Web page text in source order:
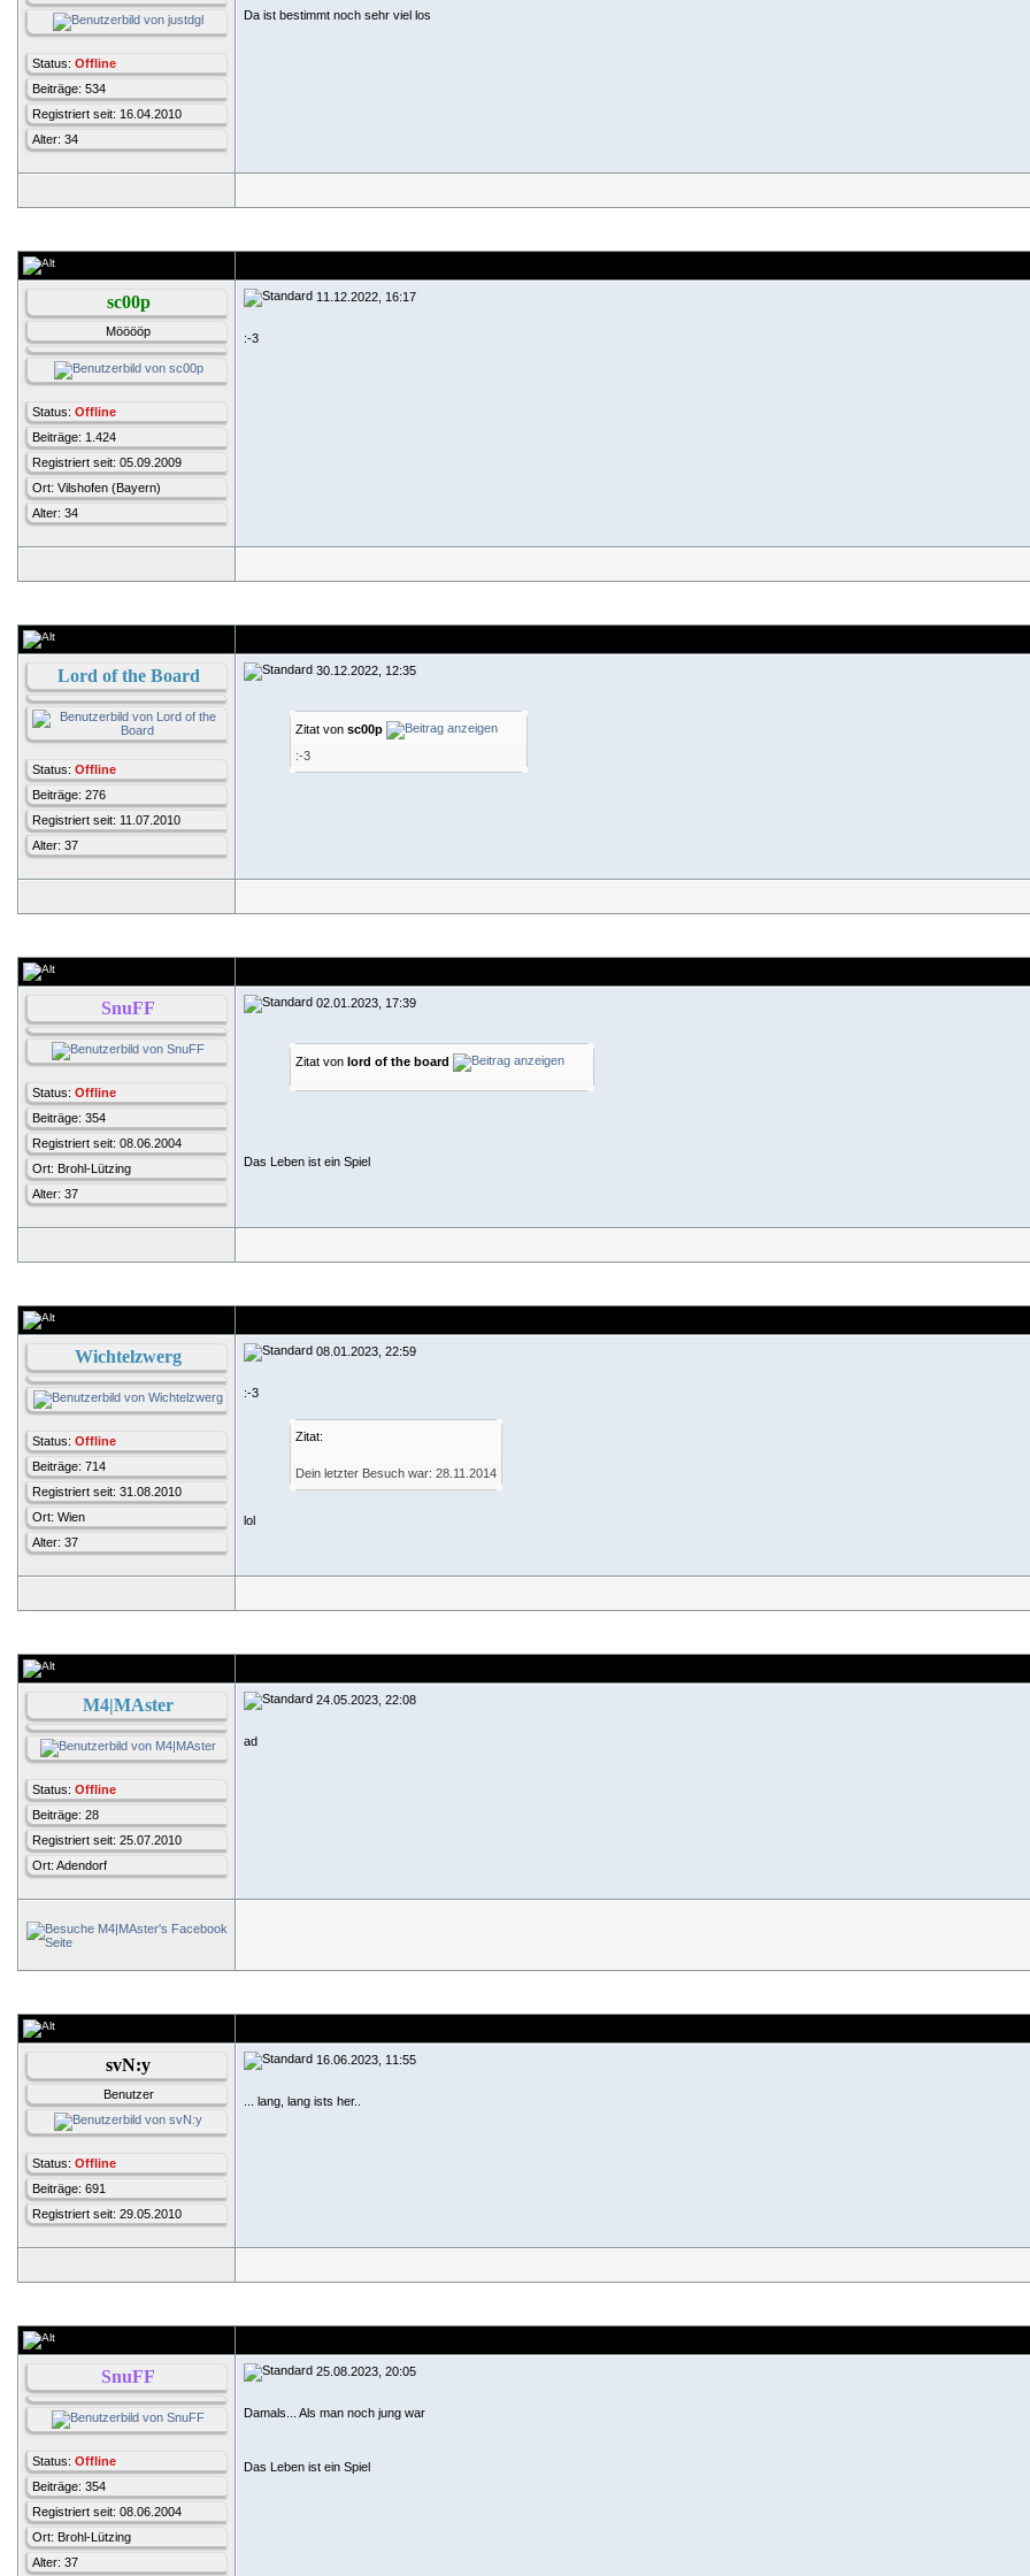
Status: Offline
Beiträge: 534
Registriert seit: 16.04.2010
Alter: 34
Da ist bestimmt noch sehr viel los
sc00p
Mööööp
Status: Offline
Beiträge: 1.424
Registriert seit: 05.09.2009
Ort: Vilshofen (Bayern)
Alter: 34
11.12.2022, 16:17
:-3
Lord of the Board
Status: Offline
Beiträge: 276
Registriert seit: 11.07.2010
Alter: 37
30.12.2022, 12:35
Zitat von sc00p
:-3
SnuFF
Status: Offline
Beiträge: 354
Registriert seit: 08.06.2004
Ort: Brohl-Lützing
Alter: 37
02.01.2023, 17:39
Zitat von lord of the board
Das Leben ist ein Spiel
Wichtelzwerg
Status: Offline
Beiträge: 714
Registriert seit: 31.08.2010
Ort: Wien
Alter: 37
08.01.2023, 22:59
:-3
Zitat:
Dein letzter Besuch war: 28.11.2014
lol
M4|MAster
Status: Offline
Beiträge: 28
Registriert seit: 25.07.2010
Ort: Adendorf
24.05.2023, 22:08
ad
svN:y
Benutzer
Status: Offline
Beiträge: 691
Registriert seit: 29.05.2010
16.06.2023, 11:55
... lang, lang ists her..
SnuFF
Status: Offline
Beiträge: 354
Registriert seit: 08.06.2004
Ort: Brohl-Lützing
Alter: 37
25.08.2023, 20:05
Damals... Als man noch jung war
Das Leben ist ein Spiel